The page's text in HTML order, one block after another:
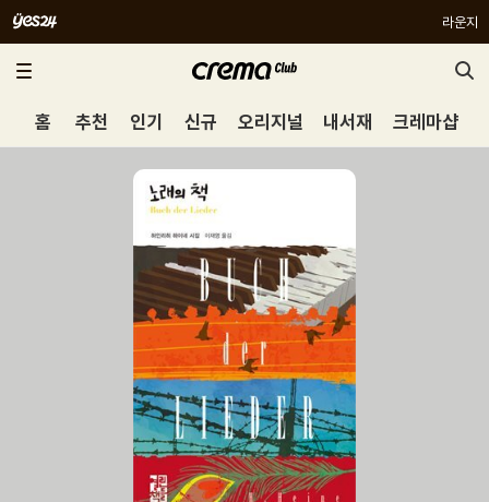
라운지
홈 추천 인기 신규 오리지널 내서재 크레마샵